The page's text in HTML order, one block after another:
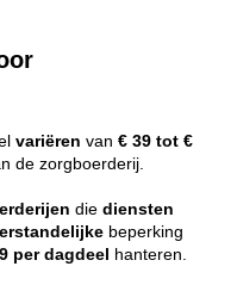
variëren van € 39 tot €
de zorgboerderij.
die diensten
beperking
per dagdeel hanteren.